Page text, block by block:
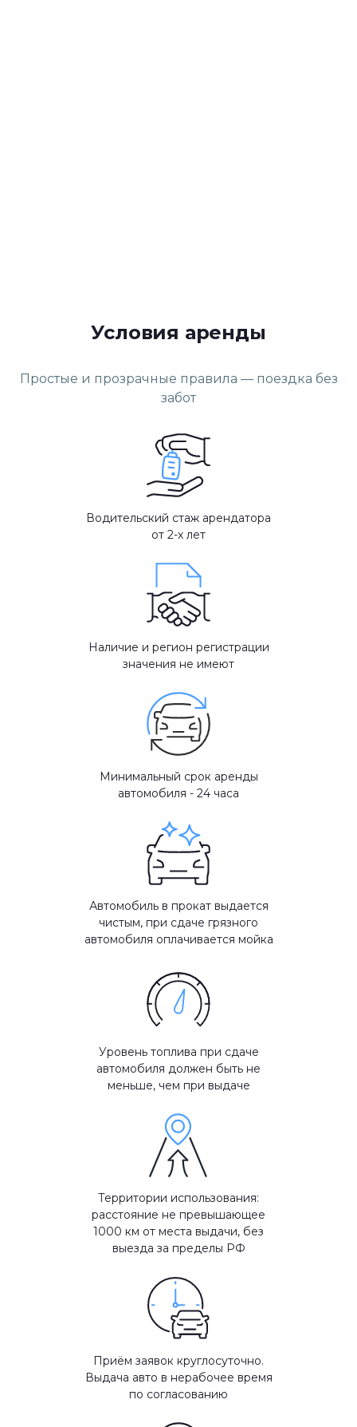
Условия аренды
Простые и прозрачные правила — поездка без
забот
Водительский стаж арендатора
от 2-х лет
Наличие и регион регистрации
значения не имеют
Минимальный срок аренды
автомобиля - 24 часа
Автомобиль в прокат выдается
чистым, при сдаче грязного
автомобиля оплачивается мойка
Уровень топлива при сдаче
автомобиля должен быть не
меньше, чем при выдаче
Территории использования:
расстояние не превышающее
1000 км от места выдачи, без
выезда за пределы РФ
Приём заявок круглосуточно.
Выдача авто в нерабочее время
по согласованию